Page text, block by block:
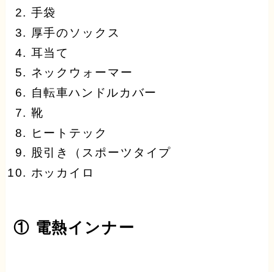
手袋
厚手のソックス
耳当 て
ネックウォーマー
自転車ハンドルカバー
靴
ヒートテック
股引き（スポーツタイプ
ホッカイロ
① 電熱インナー